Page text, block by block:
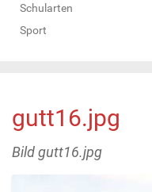
Schularten
Sport
gutt16.jpg
Bild gutt16.jpg